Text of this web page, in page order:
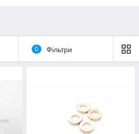
0 Фільтри